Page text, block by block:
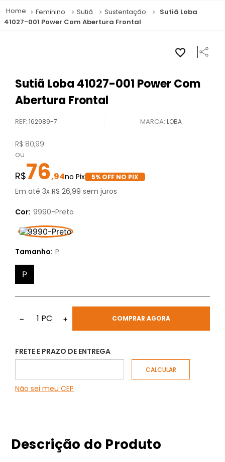
Feminino Sutiã Sustentação
Sutiã Loba
41027-001 Power Com Abertura Frontal
Sutiã Loba 41027-001 Power Com
Abertura Frontal
REF:162989-7 LOBA
R$ 80,99
ou
76,94 5% OFF NO PIX
Em até3xR$ 26,99 sem juros
Cor: 9990-Preto
Tamanho: P
P
− 1 PC + COMPRAR AGORA
FRETE E PRAZO DE ENTREGA
Não sei meu CEP
Descrição do Produto